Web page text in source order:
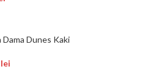
Dama Dunes Kaki
lei